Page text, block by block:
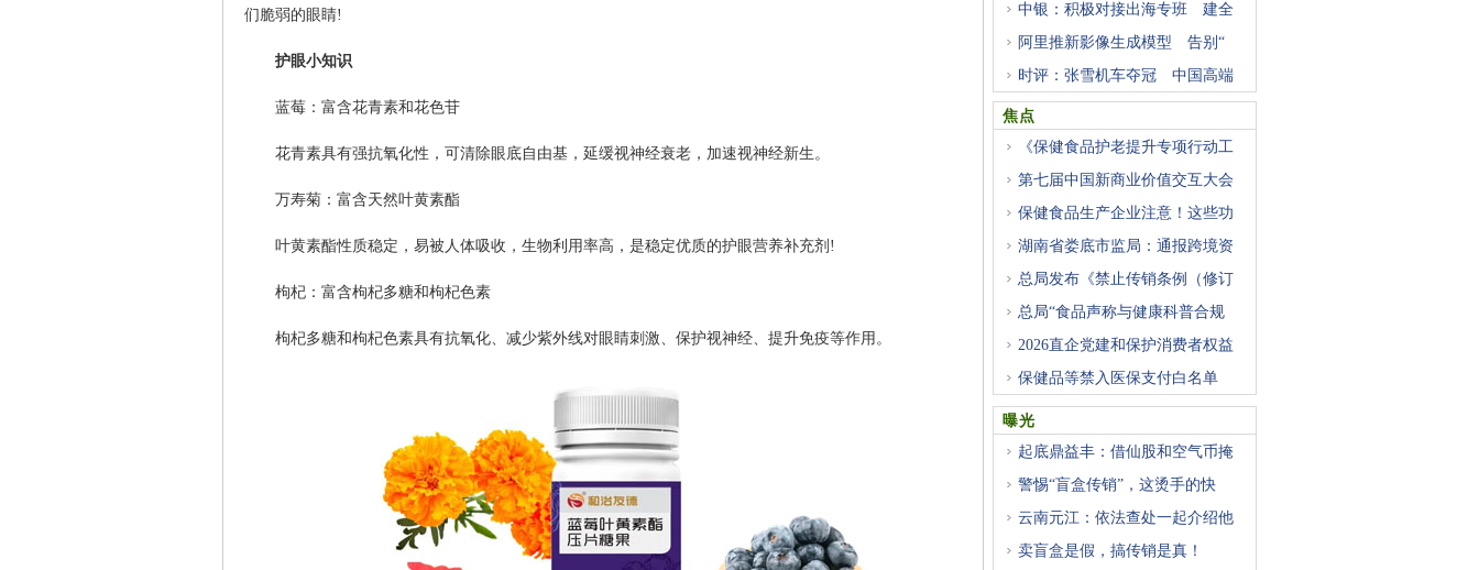
们脆弱的眼睛!
护眼小知识
蓝莓：富含花青素和花色苷
花青素具有强抗氧化性，可清除眼底自由基，延缓视神经衰老，加速视神经新生。
万寿菊：富含天然叶黄素酯
叶黄素酯性质稳定，易被人体吸收，生物利用率高，是稳定优质的护眼营养补充剂!
枸杞：富含枸杞多糖和枸杞色素
枸杞多糖和枸杞色素具有抗氧化、减少紫外线对眼睛刺激、保护视神经、提升免疫等作用。
中银：积极对接出海专班 建全
阿里推新影像生成模型 告别“
时评：张雪机车夺冠 中国高端
焦点
《保健食品护老提升专项行动工
第七届中国新商业价值交互大会
保健食品生产企业注意！这些功
湖南省娄底市监局：通报跨境资
总局发布《禁止传销条例（修订
总局“食品声称与健康科普合规
2026直企党建和保护消费者权益
保健品等禁入医保支付白名单
曝光
起底鼎益丰：借仙股和空气币掩
警惕“盲盒传销”，这烫手的快
云南元江：依法查处一起介绍他
卖盲盒是假，搞传销是真！